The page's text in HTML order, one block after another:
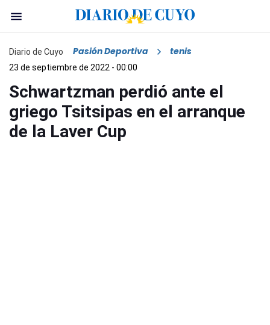
Diario de Cuyo Pasión Deportiva tenis
23 de septiembre de 2022 - 00:00
Schwartzman perdió ante el
griego Tsitsipas en el arranque
de la Laver Cup